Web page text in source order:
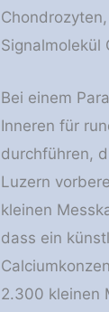
Signalmolekül
Bei einem
Inneren für
durchführen,
Luzern
kleinen
dass ein
2.300 kleinen